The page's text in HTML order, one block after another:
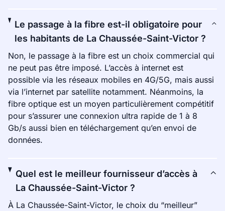
Le passage à la fibre est-il obligatoire pour
les habitants de La Chaussée-Saint-Victor ?
Non, le passage à la fibre est un choix commercial qui
ne peut pas être imposé. L’accès à internet est
possible via les réseaux mobiles en 4G/5G, mais aussi
via l’internet par satellite notamment. Néanmoins, la
fibre optique est un moyen particulièrement compétitif
pour s’assurer une connexion ultra rapide de 1 à 8
Gb/s aussi bien en téléchargement qu’en envoi de
données.
Quel est le meilleur fournisseur d’accès à
La Chaussée-Saint-Victor ?
À La Chaussée-Saint-Victor, le choix du “meilleur”